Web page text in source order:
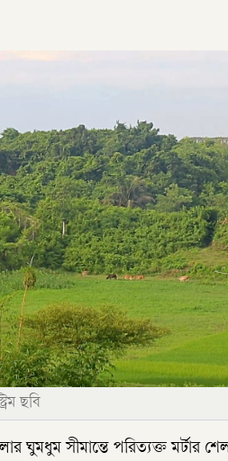
ছবি
ঘুমধুম সীমান্তে পরিত্যক্ত মর্টার